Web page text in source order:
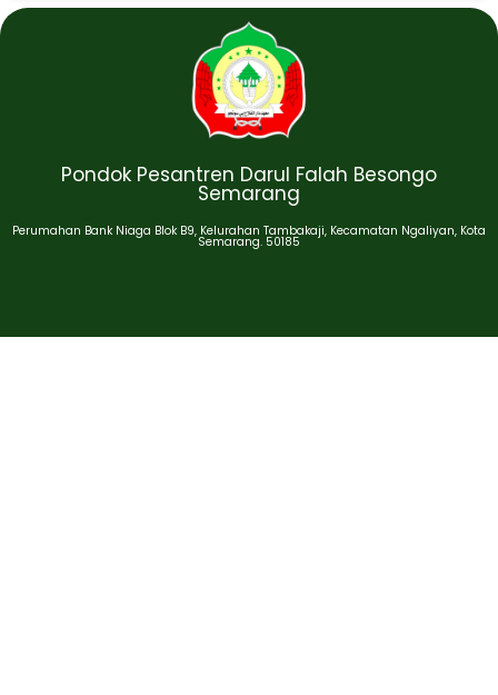
Pondok Pesantren Darul Falah Besongo
Semarang
Perumahan Bank Niaga Blok B9, Kelurahan Tambakaji, Kecamatan Ngaliyan, Kota
Semarang. 50185